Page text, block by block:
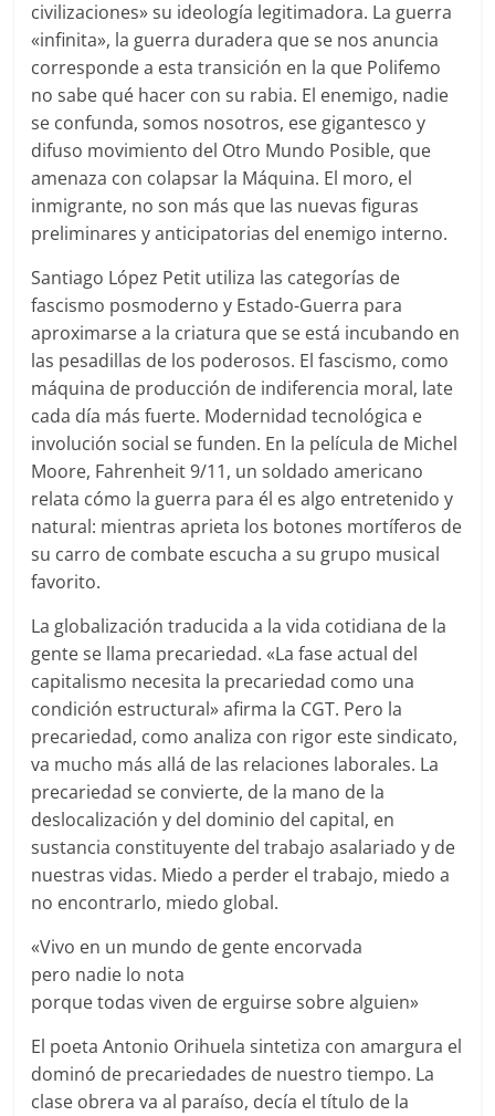
civilizaciones» su ideología legitimadora. La guerra
«infinita», la guerra duradera que se nos anuncia
corresponde a esta transición en la que Polifemo
no sabe qué hacer con su rabia. El enemigo, nadie
se confunda, somos nosotros, ese gigantesco y
difuso movimiento del Otro Mundo Posible, que
amenaza con colapsar la Máquina. El moro, el
inmigrante, no son más que las nuevas figuras
preliminares y anticipatorias del enemigo interno.
Santiago López Petit utiliza las categorías de
fascismo posmoderno y Estado-Guerra para
aproximarse a la criatura que se está incubando en
las pesadillas de los poderosos. El fascismo, como
máquina de producción de indiferencia moral, late
cada día más fuerte. Modernidad tecnológica e
involución social se funden. En la película de Michel
Moore, Fahrenheit 9/11, un soldado americano
relata cómo la guerra para él es algo entretenido y
natural: mientras aprieta los botones mortíferos de
su carro de combate escucha a su grupo musical
favorito.
La globalización traducida a la vida cotidiana de la
gente se llama precariedad. «La fase actual del
capitalismo necesita la precariedad como una
condición estructural» afirma la CGT. Pero la
precariedad, como analiza con rigor este sindicato,
va mucho más allá de las relaciones laborales. La
precariedad se convierte, de la mano de la
deslocalización y del dominio del capital, en
sustancia constituyente del trabajo asalariado y de
nuestras vidas. Miedo a perder el trabajo, miedo a
no encontrarlo, miedo global.
«Vivo en un mundo de gente encorvada
pero nadie lo nota
porque todas viven de erguirse sobre alguien»
El poeta Antonio Orihuela sintetiza con amargura el
dominó de precariedades de nuestro tiempo. La
clase obrera va al paraíso, decía el título de la